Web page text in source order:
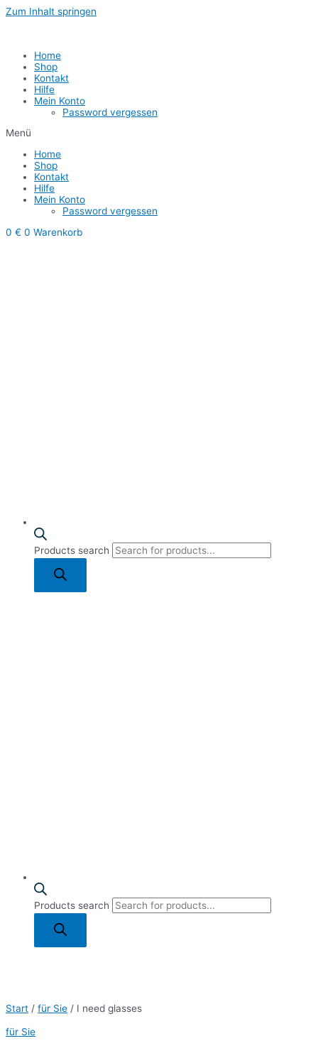
Zum Inhalt springen
Home
Shop
Kontakt
Hilfe
Mein Konto
Password vergessen
Menü
Home
Shop
Kontakt
Hilfe
Mein Konto
Password vergessen
0 € 0 Warenkorb
Products search
Products search
Start / für Sie / I need glasses
für Sie